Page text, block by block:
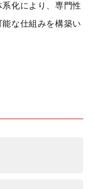
化により、専門性
な仕組みを構築い